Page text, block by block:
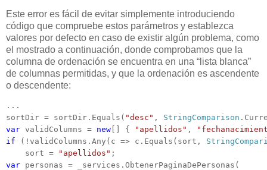
Este error es fácil de evitar simplemente introduciendo
código que compruebe estos parámetros y establezca
valores por defecto en caso de existir algún problema, como
el mostrado a continuación, donde comprobamos que la
columna de ordenación se encuentra en una “lista blanca”
de columnas permitidas, y que la ordenación es ascendente
o descendente:
...
sortDir = sortDir.Equals( "desc" , StringComparison
var validColumns = new [] { "apellidos" ,
if (!validColumns.Any(c => c.Equals(sort,
sort =
"apellidos"
var personas = _services.ObtenerPaginaDePersonas(